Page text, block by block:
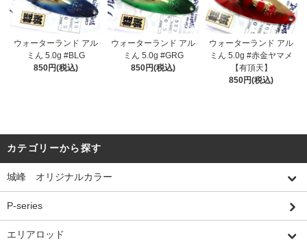
ウォーターランド アル
ミん 5.0g #BLG
850円(税込)
ウォーターランド アル
ミん 5.0g #GRG
850円(税込)
ウォーターランド アル
ミん 5.0g #赤金ヤマメ
【有頂天】
850円(税込)
カテゴリーから探す
城峰 オリジナルカラー
P-series
エリアロッド